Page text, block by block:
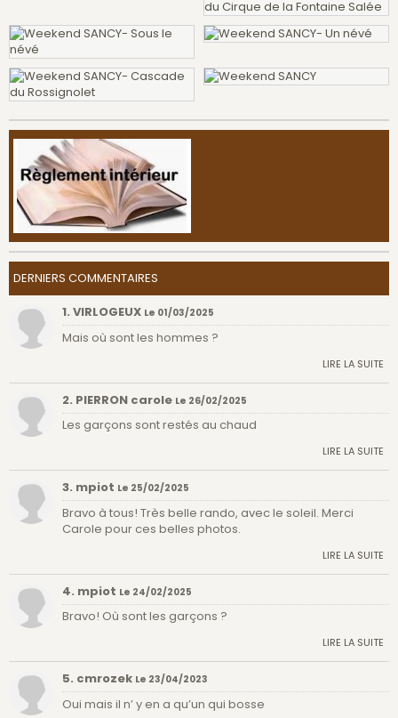
DERNIERS COMMENTAIRES
1. VIRLOGEUX Le 01/03/2025
Mais où sont les hommes ?
LIRE LA SUITE
2. PIERRON carole Le 26/02/2025
Les garçons sont restés au chaud
LIRE LA SUITE
3. mpiot Le 25/02/2025
Bravo à tous! Très belle rando, avec le soleil. Merci
Carole pour ces belles photos.
LIRE LA SUITE
4. mpiot Le 24/02/2025
Bravo! Où sont les garçons ?
LIRE LA SUITE
5. cmrozek Le 23/04/2023
Oui mais il n’ y en a qu’un qui bosse